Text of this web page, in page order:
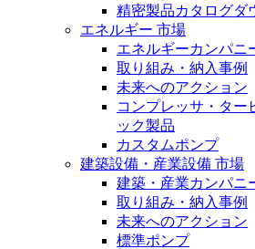
精密製品カタログダ
エネルギー 市場
エネルギーカンパニ
取り組み・納入事例
未来へのアクション
コンプレッサ・ター
ック製品
カスタムポンプ
建築設備・産業設備 市場
建築・産業カンパニ
取り組み・納入事例
未来へのアクション
標準ポンプ